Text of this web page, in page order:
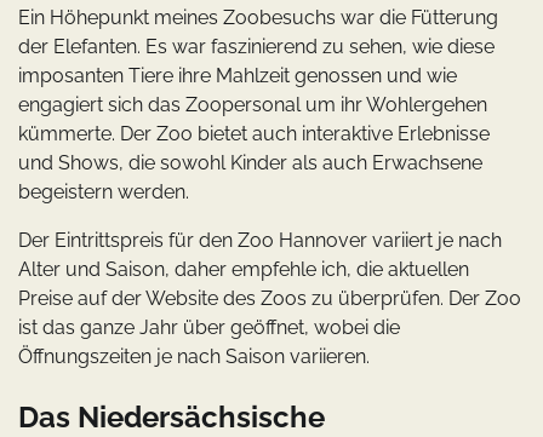
Ein Höhepunkt meines Zoobesuchs war die Fütterung
der Elefanten. Es war faszinierend zu sehen, wie diese
imposanten Tiere ihre Mahlzeit genossen und wie
engagiert sich das Zoopersonal um ihr Wohlergehen
kümmerte. Der Zoo bietet auch interaktive Erlebnisse
und Shows, die sowohl Kinder als auch Erwachsene
begeistern werden.
Der Eintrittspreis für den Zoo Hannover variiert je nach
Alter und Saison, daher empfehle ich, die aktuellen
Preise auf der Website des Zoos zu überprüfen. Der Zoo
ist das ganze Jahr über geöffnet, wobei die
Öffnungszeiten je nach Saison variieren.
Das Niedersächsische